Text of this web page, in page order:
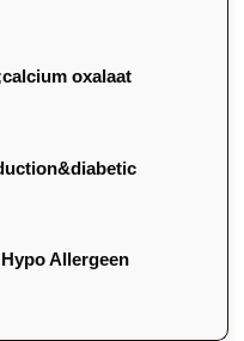
oxalaat
Allergeen